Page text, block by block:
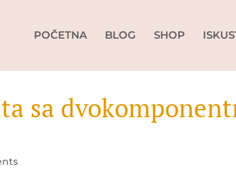
POČETNA BLOG SHOP
sa